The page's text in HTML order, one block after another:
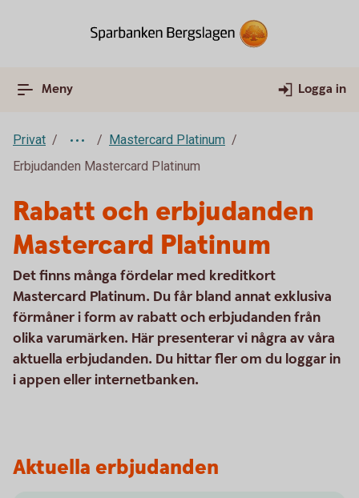
Meny Logga in
Privat
Mastercard Platinum
Erbjudanden Mastercard Platinum
Rabatt och erbjudanden
Mastercard Platinum
Det finns många fördelar med kreditkort
Mastercard Platinum. Du får bland annat exklusiva
förmåner i form av rabatt och erbjudanden från
olika varumärken. Här presenterar vi några av våra
aktuella erbjudanden. Du hittar fler om du loggar in
i appen eller internetbanken.
Aktuella erbjudanden